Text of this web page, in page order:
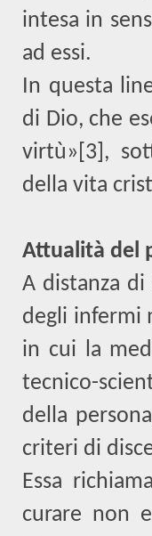
intesa in
ad essi.
In questa
di Dio, che
virtù» [3] ,
della vita
Attualità del
A distanza
degli infermi
in cui la
tecnico-
della
criteri di
Essa
curare non